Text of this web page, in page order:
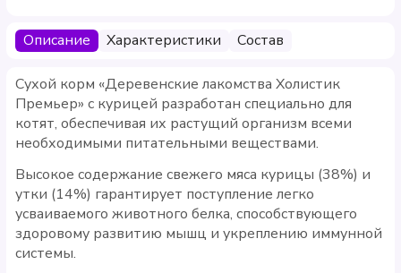
Описание Характеристики Состав
Сухой корм «Деревенские лакомства Холистик
Премьер» с курицей разработан специально для
котят, обеспечивая их растущий организм всеми
необходимыми питательными веществами.
Высокое содержание свежего мяса курицы (38%) и
утки (14%) гарантирует поступление легко
усваиваемого животного белка, способствующего
здоровому развитию мышц и укреплению иммунной
системы.